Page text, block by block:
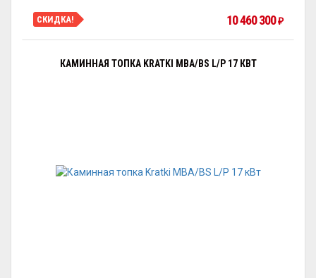
СКИДКА! 10 460 300 ₽
КАМИННАЯ ТОПКА KRATKI MBA/BS L/P 17 КВТ